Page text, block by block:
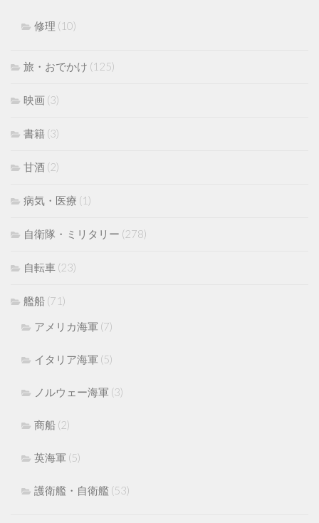
修理 (10)
旅・おでかけ (125)
映画 (3)
書籍 (3)
甘酒 (2)
病気・医療 (1)
自衛隊・ミリタリー (278)
自転車 (23)
艦船 (71)
アメリカ海軍 (7)
イタリア海軍 (5)
ノルウェー海軍 (3)
商船 (2)
英海軍 (5)
護衛艦・自衛艦 (53)